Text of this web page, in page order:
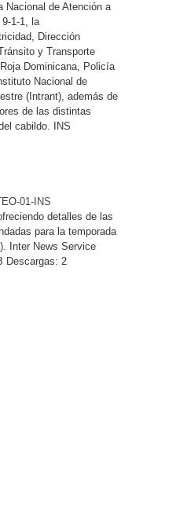
Nacional de Atención a
1-1, la
Dirección
y Transporte
Dominicana, Policía
Nacional de
(Intrant), además de
de las distintas
cabildo. INS
-01-INS
detalles de las
para la temporada
Inter News Service
Descargas: 2